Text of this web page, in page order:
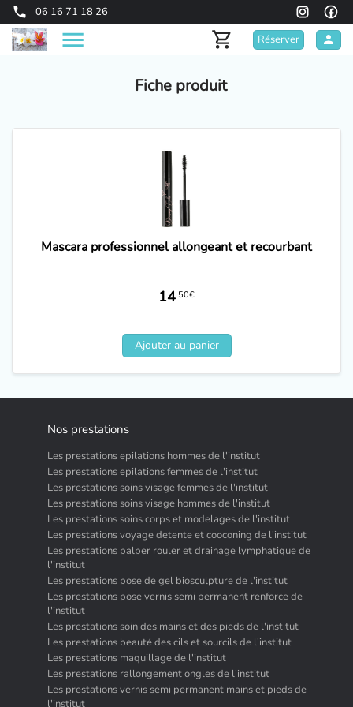
06 16 71 18 26
Réserver
Fiche produit
Mascara professionnel allongeant et recourbant
14 50€
Ajouter au panier
Nos prestations
Les prestations epilations hommes de l'institut
Les prestations epilations femmes de l'institut
Les prestations soins visage femmes de l'institut
Les prestations soins visage hommes de l'institut
Les prestations soins corps et modelages de l'institut
Les prestations voyage detente et cooconing de l'institut
Les prestations palper rouler et drainage lymphatique de
l'institut
Les prestations pose de gel biosculpture de l'institut
Les prestations pose vernis semi permanent renforce de
l'institut
Les prestations soin des mains et des pieds de l'institut
Les prestations beauté des cils et sourcils de l'institut
Les prestations maquillage de l'institut
Les prestations rallongement ongles de l'institut
Les prestations vernis semi permanent mains et pieds de
l'institut